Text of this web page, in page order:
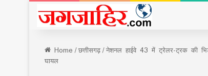
Home/छत्तीसगढ़/नेशनल हाईवे 43 में ट्रेलर-ट्रक की
घायल